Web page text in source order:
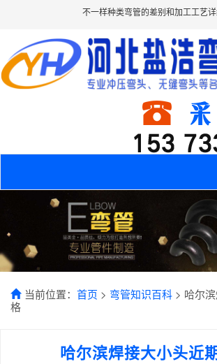
不一样种类弯管的差别和加工工艺
当前位置： 首页 > 弯管知识百科 > 哈尔
格
哈尔滨焊接大小头近